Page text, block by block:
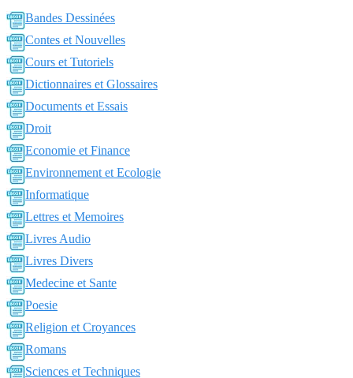
Bandes Dessinées
Contes et Nouvelles
Cours et Tutoriels
Dictionnaires et Glossaires
Documents et Essais
Droit
Economie et Finance
Environnement et Ecologie
Informatique
Lettres et Memoires
Livres Audio
Livres Divers
Medecine et Sante
Poesie
Religion et Croyances
Romans
Sciences et Techniques